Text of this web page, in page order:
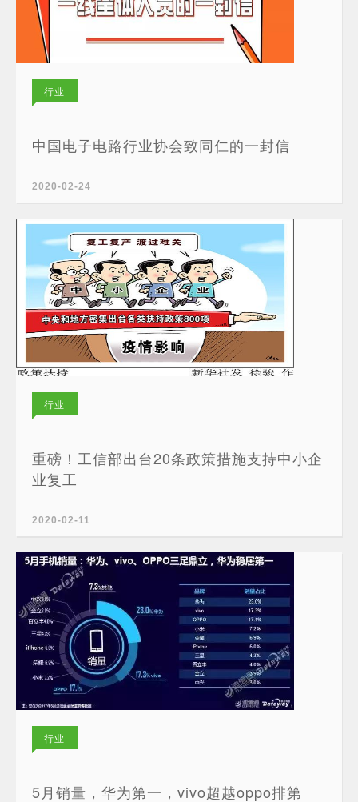
行业
新闻
中国电子电路行业协会致同仁的一封信
2020-02-24
行业
新闻
重磅！工信部出台20条政策措施支持中小企
业复工
2020-02-11
行业
新闻
5月销量，华为第一，vivo超越oppo排第